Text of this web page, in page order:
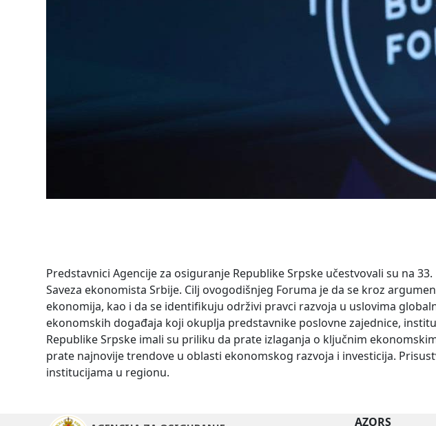
Predstavnici Agencije za osiguranje Republike Srpske učestvovali su na
Saveza ekonomista Srbije. Cilj ovogodišnjeg Foruma je da se kroz
ekonomija, kao i da se identifikuju održivi pravci razvoja u uslovima
ekonomskih događaja koji okuplja predstavnike poslovne zajednice,
Republike Srpske imali su priliku da prate izlaganja o ključnim
prate najnovije trendove u oblasti ekonomskog razvoja i investicija.
institucijama u regionu.
AZORS